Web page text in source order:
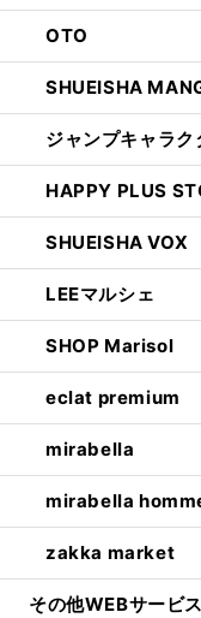
OTO
SHUEISHA
ジャンプキャラ
HAPPY PLUS
SHUEISHA VOX
LEEマルシェ
SHOP Marisol
eclat premium
mirabella
mirabella
zakka market
その他WEBサービス